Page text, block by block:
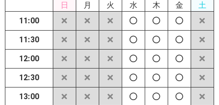
日
月
火
水
木
金
土
11:00
11:30
12:00
12:30
13:00